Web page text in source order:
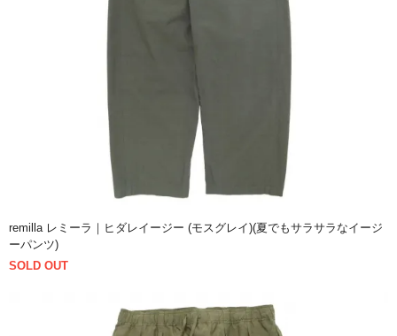
remilla レミーラ｜ヒダレイージー (モスグレイ)(夏でもサラサラなイージ
ーパンツ)
SOLD OUT